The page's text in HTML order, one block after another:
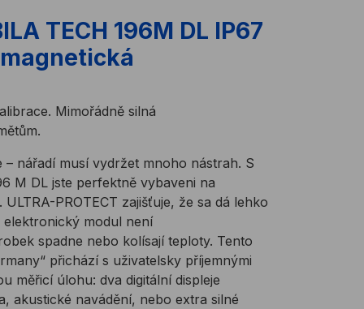
TECH 196M DL IP67
Mimořádně silná
nářadí musí vydržet mnoho nástrah. S
M DL jste perfektně vybaveni na
PROTECT zajišťuje, že sa dá lehko
modul není
spadne nebo kolísají teploty. Tento
přichází s uživatelsky příjemnými
měřicí úlohu: dva digitální displeje
akustické navádění, nebo extra silné